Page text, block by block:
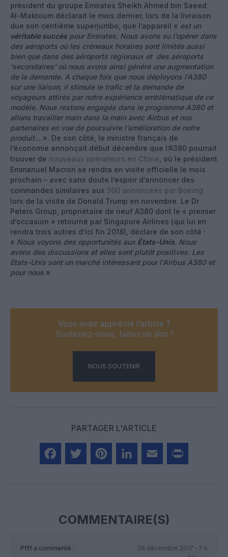
président du groupe Emirates Sheikh Ahmed bin Saeed
Al-Maktoum déclarait le mois dernier, lors de la livraison
due son centième superjumbo, que l’appareil « est un
véritable succès pour Emirates. Nous avons su l’opérer dans
des aéroports où les créneaux horaires sont limités aussi
bien que dans des aéroports régionaux et des aéroports
‘secondaires’ où nous avons ainsi généré une augmentation
de la demande. A chaque fois que nous déployons l’A380
sur une liaison, il stimule le trafic et la demande de
voyageurs attirés par notre expérience emblématique de ce
modèle. Nous restons engagés dans le programme A380 et
allons travailler main dans la main avec Airbus et nos
partenaires en vue de poursuivre l’amélioration de notre
produit... ». De son côté, le ministre français de
l’économie annonçait début décembre que l’A380 pourrait
trouver de nouveaux opérateurs en Chine , où le président
Emmanuel Macron se rendra en visite officielle le mois
prochain – avec sans doute l’espoir d’annoncer des
commandes similaires aux 300 annoncées par Boeing
lors de la visite de Donald Trump en novembre. Le Dr
Peters Group, propriétaire de neuf A380 dont le « premier
d’occasion » retourné par Singapore Airlines (qui lui en
rendra trois autres d’ici fin 2018), déclare de son côté :
« Nous voyons des opportunités aux États-Unis. Nous
avons des discussions et elles sont plutôt positives. Les
Etats-Unis sont un marché intéressant pour l'Airbus A380 et
pour nous ».
Vous avez apprécié l’article ?
Soutenez-nous, faites un don !
NOUS SOUTENIR
PARTAGER L'ARTICLE
COMMENTAIRE(S)
Pfff a commenté :
28 décembre 2017 - 7 h